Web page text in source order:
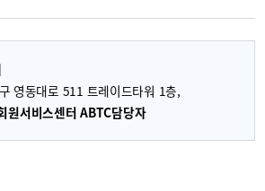
영동대로 511 트레이드타워 1층,
원서비스센터 ABTC담당자